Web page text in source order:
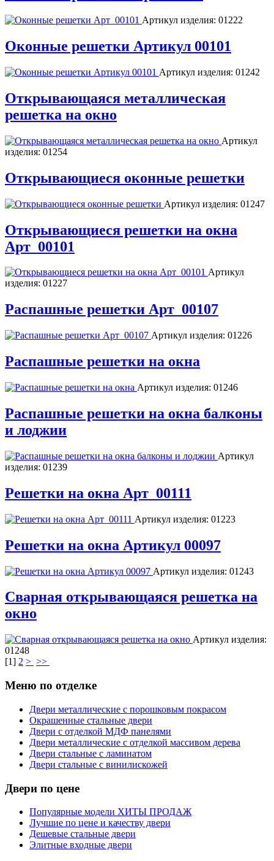
Артикул изделия: 01222
Оконные решетки Артикул 00101
Артикул изделия: 01242
Открывающаяся металлическая
решетка на окно
Артикул
изделия: 01254
Открывающиеся оконные решетки
Артикул изделия: 01247
Открывающиеся решетки на окна
Арт_00101
Артикул
изделия: 01227
Распашные решетки Арт_00107
Артикул изделия: 01226
Распашные решетки на окна
Артикул изделия: 01246
Распашные решетки на окна балконы
и лоджии
Артикул
изделия: 01239
Решетки на окна Арт_00111
Артикул изделия: 01223
Решетки на окна Артикул 00097
Артикул изделия: 01243
Сварная открывающаяся решетка на
окно
Артикул изделия:
01248
[1] 2 > >>
Меню по отделке
Двери металлические с порошковым покрасом
Окрашенные стальные двери
Двери с отделкой МДФ панелями
Двери металлические с отделкой массивом дерева
Двери стальные с ламинатом
Двери стальные с винилискожей
Двери по цене
Популярные модели ХИТЫ ПРОДАЖ
Лучшие по цене и качеству двери
Дешевые стальные двери
Элитные входные двери